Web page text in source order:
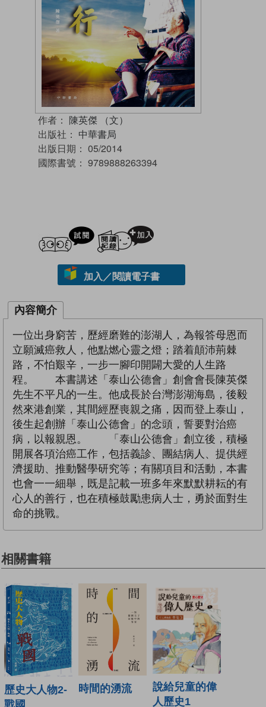
作者： 陳英傑 （文）
出版社： 中華書局
出版日期： 05/2014
國際書號： 9789888263394
試閲
加入／閱讀電子書
內容簡介
一位出身窮苦，歷經磨難的澎湖人，為報答母恩而
立願滅癌救人，他點燃心靈之燈；踏着顛沛荊棘
路，不怕艱辛，一步一腳印開闢大愛的人生路
程。 本書講述「泰山公德會」創會會長陳英傑
先生不平凡的一生。他成長於台灣澎湖海島，後毅
然來港創業，其間經歷喪親之痛，因而登上泰山，
後生起創辦「泰山公德會」的念頭，誓要對治癌
病，以報親恩。 「泰山公德會」創立後，積極
開展各項治癌工作，包括義診、團結病人、提供經
濟援助、推動醫學研究等；有關項目和活動，本書
也會一一細舉，既是記載一班多年來默默耕耘的有
心人的善行，也在積極鼓勵患病人士，勇於面對生
命的挑戰。
相關書籍
歷史大人物2-
時間的湧流
說給兒童的偉
人歷史1